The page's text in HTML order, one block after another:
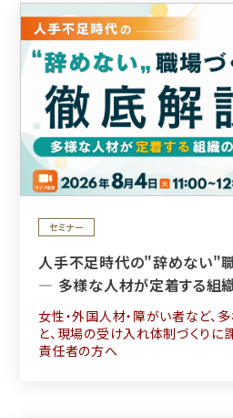
セミナー
人手不足時代の"辞めない"
― 多様な人材が定着する組
女性・外国人材・障がい者など、
と、現場の受け入れ体制づくりに
責任者の方へ